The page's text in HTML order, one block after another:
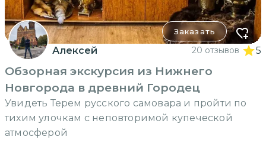
Заказать
Алексей 20 отзывов 5
Обзорная экскурсия из Нижнего
Новгорода в древний Городец
Увидеть Терем русского самовара и пройти по
тихим улочкам с неповторимой купеческой
атмосферой